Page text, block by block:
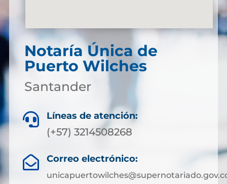
Notaría Única de
Puerto Wilches
Santander
 Líneas de atención:
(+57) 3214508268
 Correo electrónico: